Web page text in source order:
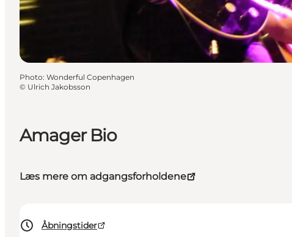
Amager Bio
Læs mere om adgangsforholdene
Åbningstider
Photo: Wonderful Copenhagen
© Ulrich Jakobsson